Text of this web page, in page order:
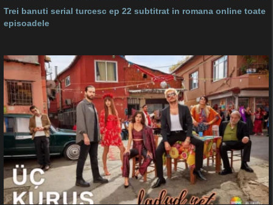
Trei banuti serial turcesc ep 22 subtitrat in romana online toate
episoadele